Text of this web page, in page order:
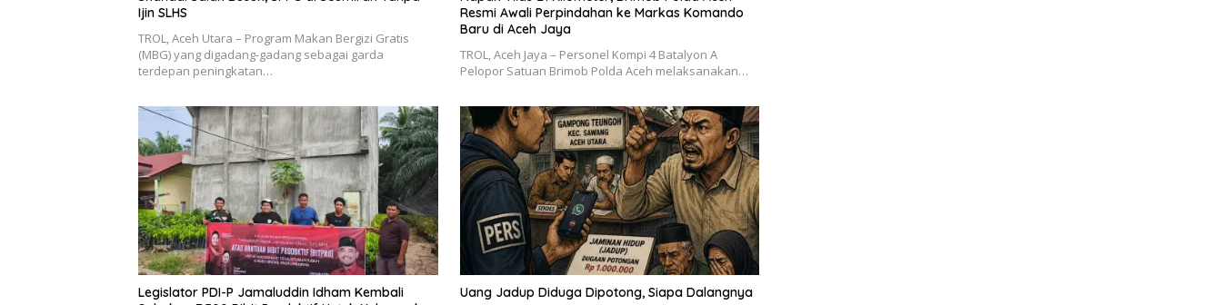
Ijin SLHS
‎TROL, ‎Aceh Utara – Program Makan Bergizi Gratis
(MBG) yang digadang-gadang sebagai garda
terdepan peningkatan…
Resmi Awali Perpindahan ke Markas Komando
Baru di Aceh Jaya
TROL, Aceh Jaya – Personel Kompi 4 Batalyon A
Pelopor Satuan Brimob Polda Aceh melaksanakan…
Legislator PDI-P Jamaluddin Idham Kembali
Uang Jadup Diduga Dipotong, Siapa Dalangnya